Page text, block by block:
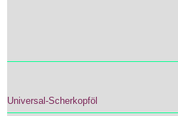
Universal-Scherkopföl